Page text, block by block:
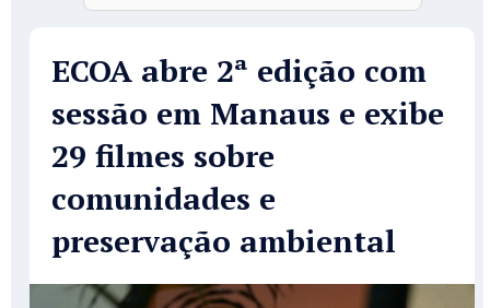
ECOA abre 2ª edição com
sessão em Manaus e exibe
29 filmes sobre
comunidades e
preservação ambiental